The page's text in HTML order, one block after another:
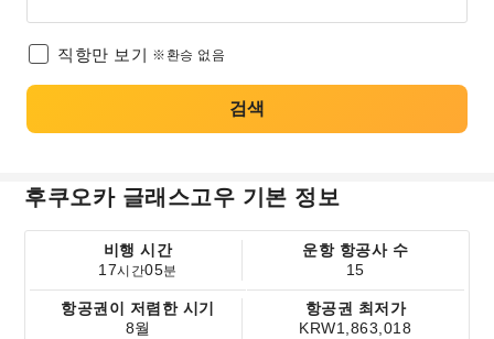
직항만 보기 ※환승 없음
검색
후쿠오카 글래스고우 기본 정보
비행 시간
17시간05분
운항 항공사 수
15
항공권이 저렴한 시기
8월
항공권 최저가
KRW1,863,018